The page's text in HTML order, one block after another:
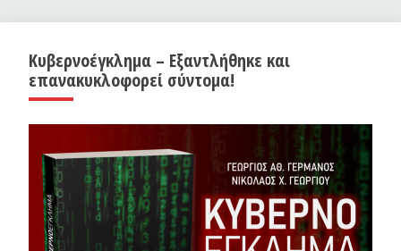
Κυβερνοέγκλημα – Εξαντλήθηκε και
επανακυκλοφορεί σύντομα!